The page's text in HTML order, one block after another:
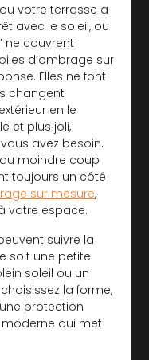
votre terrasse a
avec le soleil, ou
ne couvrent
d’ombrage sur
Elles ne font
changent
en le
et plus joli,
avez besoin.
moindre coup
toujours un côté
sur mesure,
votre espace.
suivre la
soit une petite
soleil ou un
la forme,
protection
qui met